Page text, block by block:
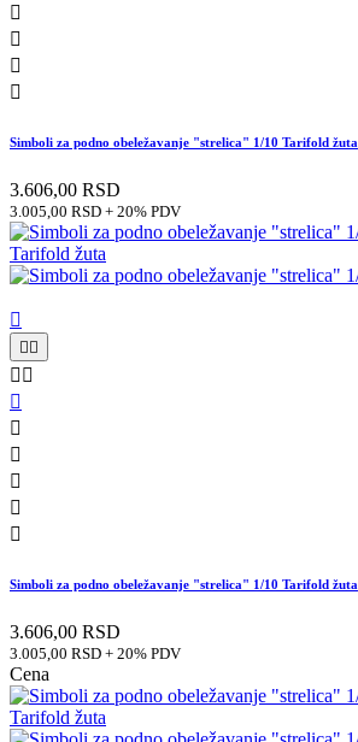




Simboli za podno obeležavanje "strelica" 1/10 Tarifold žuta
3.606,00 RSD
3.005,00 RSD + 20% PDV

 
 






Simboli za podno obeležavanje "strelica" 1/10 Tarifold žuta
3.606,00 RSD
3.005,00 RSD + 20% PDV
Cena